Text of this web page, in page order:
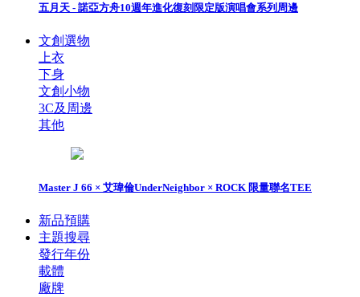
五月天 - 諾亞方舟10週年進化復刻限定版演唱會系列周邊
文創選物
上衣
下身
文創小物
3C及周邊
其他
Master J 66 × 艾瑋倫UnderNeighbor × ROCK 限量聯名TEE
新品預購
主題搜尋
發行年份
載體
廠牌